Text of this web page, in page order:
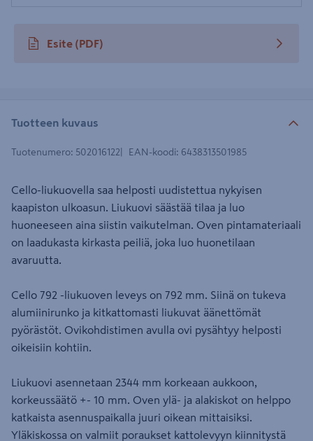
Esite (PDF)
avautuu uuteen välilehteen
Tuotteen kuvaus
Tuotenumero: 502016122 EAN-koodi: 6438313501985
Cello-liukuovella saa helposti uudistettua nykyisen
kaapiston ulkoasun. Liukuovi säästää tilaa ja luo
huoneeseen aina siistin vaikutelman. Oven pintamateriaali
on laadukasta kirkasta peiliä, joka luo huonetilaan
avaruutta.
Cello 792 -liukuoven leveys on 792 mm. Siinä on tukeva
alumiinirunko ja kitkattomasti liukuvat äänettömät
pyörästöt. Ovikohdistimen avulla ovi pysähtyy helposti
oikeisiin kohtiin.
Liukuovi asennetaan 2344 mm korkeaan aukkoon,
korkeussäätö +- 10 mm. Oven ylä- ja alakiskot on helppo
katkaista asennuspaikalla juuri oikean mittaisiksi.
Yläkiskossa on valmiit poraukset kattolevyyn kiinnitystä